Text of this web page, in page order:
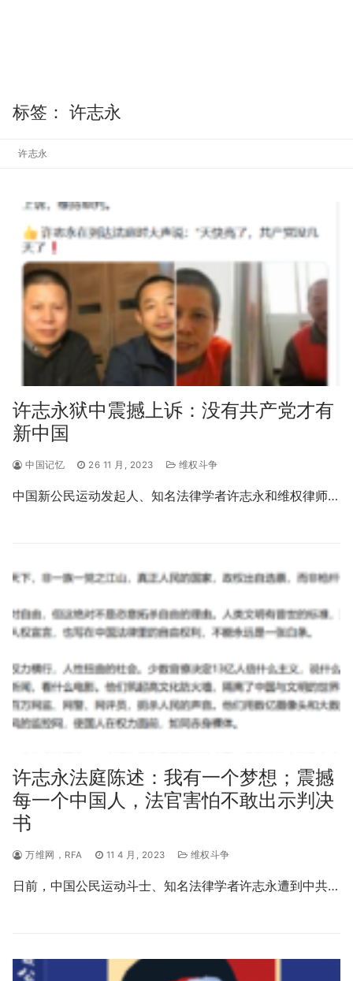
标签： 许志永
许志永
许志永狱中震撼上诉：没有共产党才有
新中国
中国记忆 26 11 月, 2023 维权斗争
中国新公民运动发起人、知名法律学者许志永和维权律师…
许志永法庭陈述：我有一个梦想；震撼
每一个中国人，法官害怕不敢出示判决
书
万维网，RFA 11 4 月, 2023 维权斗争
日前，中国公民运动斗士、知名法律学者许志永遭到中共…